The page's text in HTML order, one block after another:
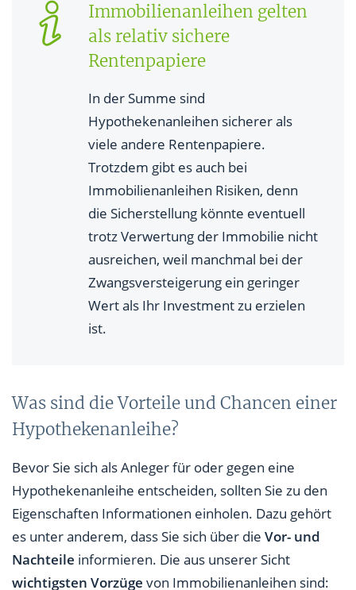
Immobilienanleihen gelten
als relativ sichere
Rentenpapiere
In der Summe sind
Hypothekenanleihen sicherer als
viele andere Rentenpapiere.
Trotzdem gibt es auch bei
Immobilienanleihen Risiken, denn
die Sicherstellung könnte eventuell
trotz Verwertung der Immobilie nicht
ausreichen, weil manchmal bei der
Zwangsversteigerung ein geringer
Wert als Ihr Investment zu erzielen
ist.
Was sind die Vorteile und Chancen einer
Hypothekenanleihe?
Bevor Sie sich als Anleger für oder gegen eine
Hypothekenanleihe entscheiden, sollten Sie zu den
Eigenschaften Informationen einholen. Dazu gehört
es unter anderem, dass Sie sich über die Vor- und
Nachteile informieren. Die aus unserer Sicht
wichtigsten Vorzüge von Immobilienanleihen sind: